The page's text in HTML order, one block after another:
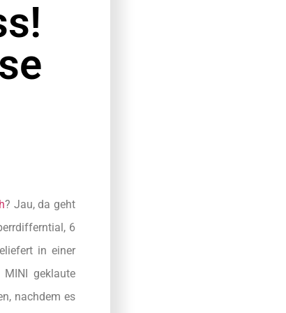
? Jau, da geht
6
in einer
geklaute
nachdem es